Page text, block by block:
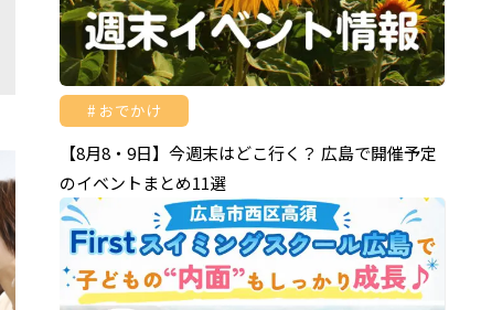
おでかけ
【8月8・9日】今週末はどこ行く？ 広島で開催予定
のイベントまとめ11選